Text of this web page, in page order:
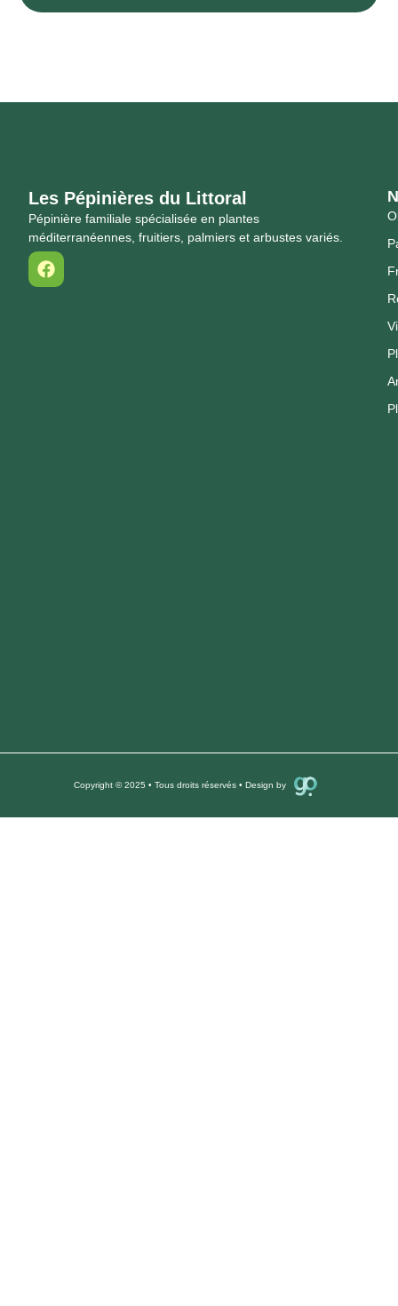
Les Pépinières du Littoral
Pépinière familiale spécialisée en plantes
méditerranéennes, fruitiers, palmiers et arbustes variés.
Copyright © 2025 • Tous droits réservés • Design by